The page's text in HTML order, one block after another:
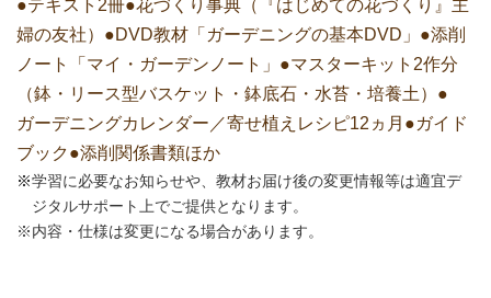
●テキスト2冊●花づくり事典（『はじめての花づくり』主
婦の友社）●DVD教材「ガーデニングの基本DVD」●添削
ノート「マイ・ガーデンノート」●マスターキット2作分
（鉢・リース型バスケット・鉢底石・水苔・培養土）●
ガーデニングカレンダー／寄せ植えレシピ12ヵ月●ガイド
ブック●添削関係書類ほか
学習に必要なお知らせや、教材お届け後の変更情報等は適宜デ
ジタルサポート上でご提供となります。
内容・仕様は変更になる場合があります。